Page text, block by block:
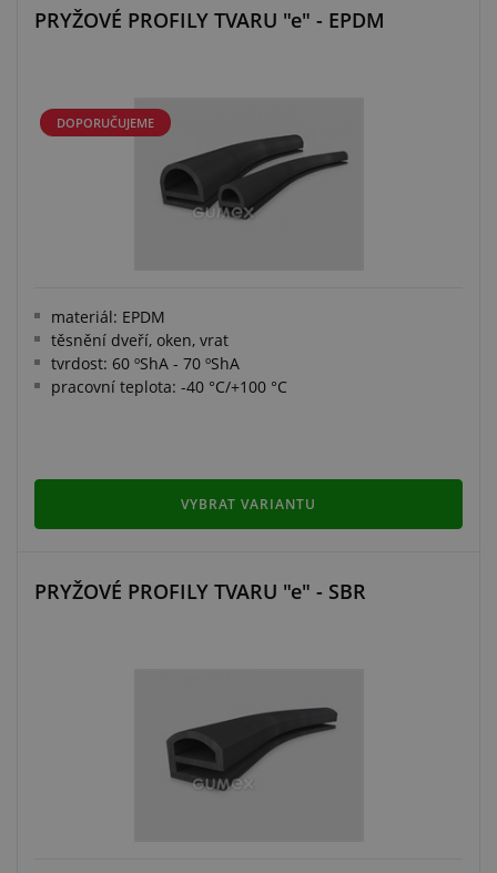
PRYŽOVÉ PROFILY TVARU "e" - EPDM
DOPORUČUJEME
materiál: EPDM
těsnění dveří, oken, vrat
tvrdost: 60 ºShA - 70 ºShA
pracovní teplota: -40 °C/+100 °C
VYBRAT VARIANTU
PRYŽOVÉ PROFILY TVARU "e" - SBR